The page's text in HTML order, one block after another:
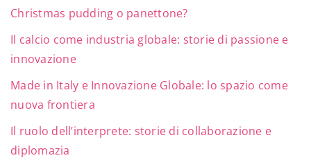
Christmas pudding o panettone?
Il calcio come industria globale: storie di passione e
innovazione
Made in Italy e Innovazione Globale: lo spazio come
nuova frontiera
Il ruolo dell’interprete: storie di collaborazione e
diplomazia